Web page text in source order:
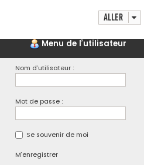
Aller
Menu de l’utilisateur
Nom d’utilisateur :
Mot de passe :
Se souvenir de moi
M’enregistrer